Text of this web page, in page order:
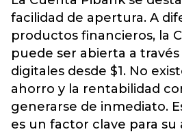
facilidad de apertura. A
productos financieros, la
puede ser abierta a
digitales desde $1. No
ahorro y la rentabilidad
generarse de inmediato.
es un factor clave para su